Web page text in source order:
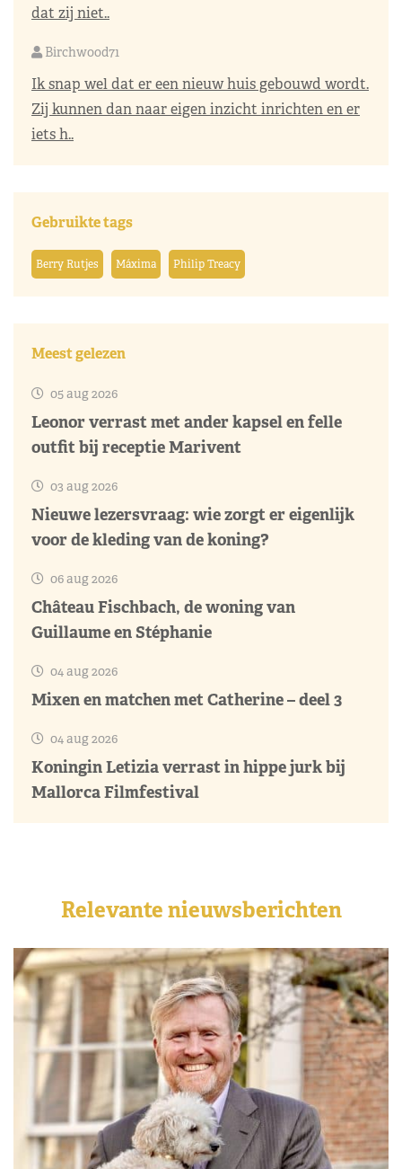
dat zij niet..
Birchwood71
Ik snap wel dat er een nieuw huis gebouwd wordt.
Zij kunnen dan naar eigen inzicht inrichten en er
iets h..
Gebruikte tags
Berry Rutjes Máxima Philip Treacy
Meest gelezen
05 aug 2026
Leonor verrast met ander kapsel en felle
outfit bij receptie Marivent
03 aug 2026
Nieuwe lezersvraag: wie zorgt er eigenlijk
voor de kleding van de koning?
06 aug 2026
Château Fischbach, de woning van
Guillaume en Stéphanie
04 aug 2026
Mixen en matchen met Catherine – deel 3
04 aug 2026
Koningin Letizia verrast in hippe jurk bij
Mallorca Filmfestival
Relevante nieuwsberichten